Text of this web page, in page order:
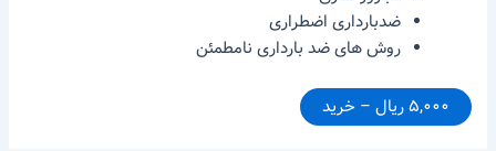
ضدبارداری اضطراری
روش های ضد بارداری نامطمئن
۵,۰۰۰ ریال – خرید